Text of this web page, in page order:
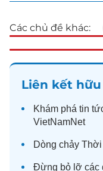
Các chủ đề khác:
Liên kết
Khám phá tin
VietNamNet
Dòng chảy
Đừng bỏ lỡ các